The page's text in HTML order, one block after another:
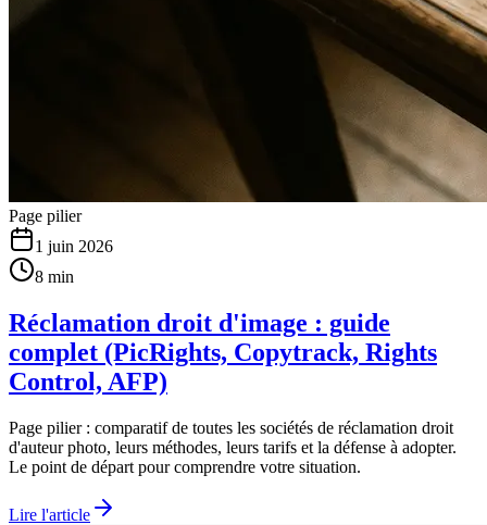
Page pilier
1 juin 2026
8 min
Réclamation droit d'image : guide
complet (PicRights, Copytrack, Rights
Control, AFP)
Page pilier : comparatif de toutes les sociétés de réclamation droit
d'auteur photo, leurs méthodes, leurs tarifs et la défense à adopter.
Le point de départ pour comprendre votre situation.
Lire l'article